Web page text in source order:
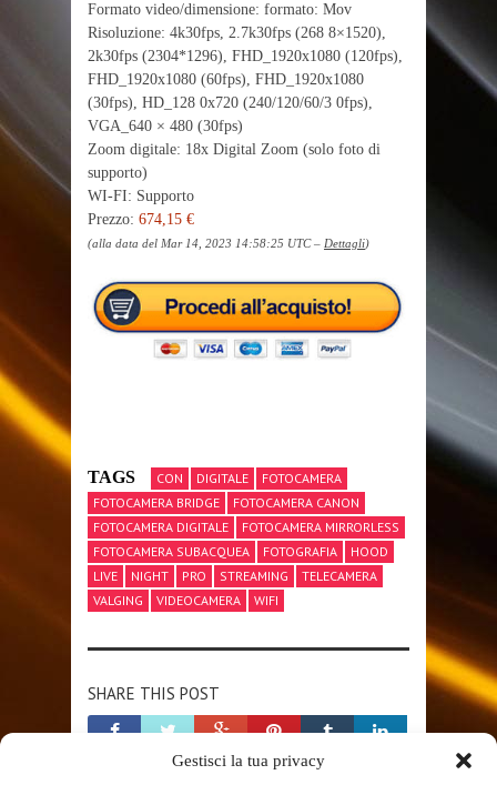
Gestisci la tua privacy
Formato video/dimensione: formato: Mov
Risoluzione: 4k30fps, 2.7k30fps (268 8×1520),
2k30fps (2304*1296), FHD_1920x1080 (120fps),
FHD_1920x1080 (60fps), FHD_1920x1080
(30fps), HD_128 0x720 (240/120/60/3 0fps),
VGA_640 × 480 (30fps)
Zoom digitale: 18x Digital Zoom (solo foto di
supporto)
WI-FI: Supporto
Prezzo: 674,15 €
(alla data del Mar 14, 2023 14:58:25 UTC – Dettagli)
TAGS CON DIGITALE
FOTOCAMERA
FOTOCAMERA BRIDGE
FOTOCAMERA CANON
FOTOCAMERA DIGITALE
FOTOCAMERA MIRRORLESS
FOTOCAMERA SUBACQUEA
FOTOGRAFIA
HOOD
LIVE
NIGHT PRO STREAMING
TELECAMERA
VALGING
VIDEOCAMERA WIFI
SHARE THIS POST